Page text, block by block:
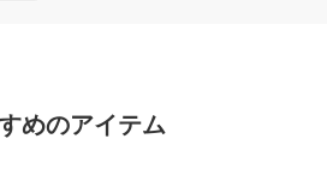
めのアイテム